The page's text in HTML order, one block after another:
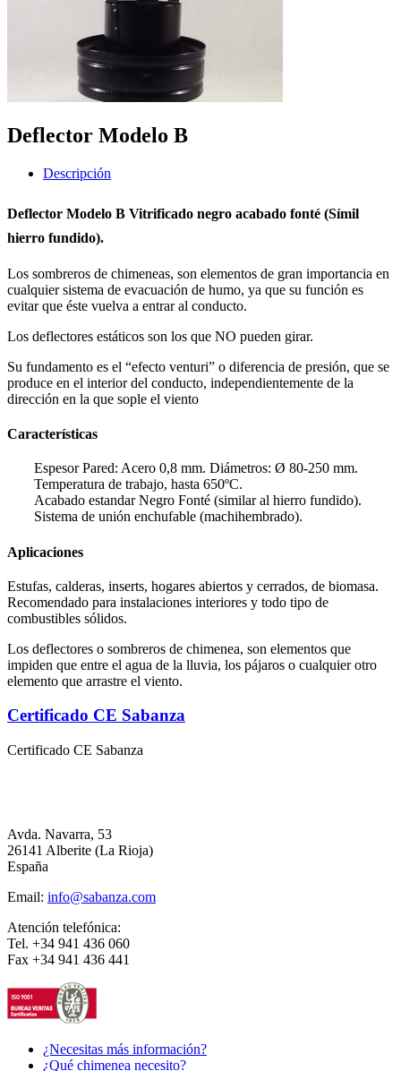
Deflector Modelo B
Descripción
Deflector Modelo B Vitrificado negro acabado fonté (Símil
hierro fundido).
Los sombreros de chimeneas, son elementos de gran importancia en
cualquier sistema de evacuación de humo, ya que su función es
evitar que éste vuelva a entrar al conducto.
Los deflectores estáticos son los que NO pueden girar.
Su fundamento es el “efecto venturi” o diferencia de presión, que se
produce en el interior del conducto, independientemente de la
dirección en la que sople el viento
Características
Espesor Pared: Acero 0,8 mm. Diámetros: Ø 80-250 mm.
Temperatura de trabajo, hasta 650ºC.
Acabado estandar Negro Fonté (similar al hierro fundido).
Sistema de unión enchufable (machihembrado).
Aplicaciones
Estufas, calderas, inserts, hogares abiertos y cerrados, de biomasa.
Recomendado para instalaciones interiores y todo tipo de
combustibles sólidos.
Los deflectores o sombreros de chimenea, son elementos que
impiden que entre el agua de la lluvia, los pájaros o cualquier otro
elemento que arrastre el viento.
Certificado CE Sabanza
Certificado CE Sabanza
Avda. Navarra, 53
26141 Alberite (La Rioja)
España
Email: info@sabanza.com
Atención telefónica:
Tel. +34 941 436 060
Fax +34 941 436 441
¿Necesitas más información?
¿Qué chimenea necesito?